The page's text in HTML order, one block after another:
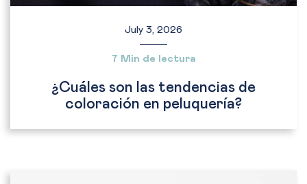
July 3, 2026
7 Min de lectura
¿Cuáles son las tendencias de
coloración en peluquería?